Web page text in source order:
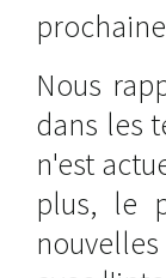
Nous
dans les
n'est
plus, le